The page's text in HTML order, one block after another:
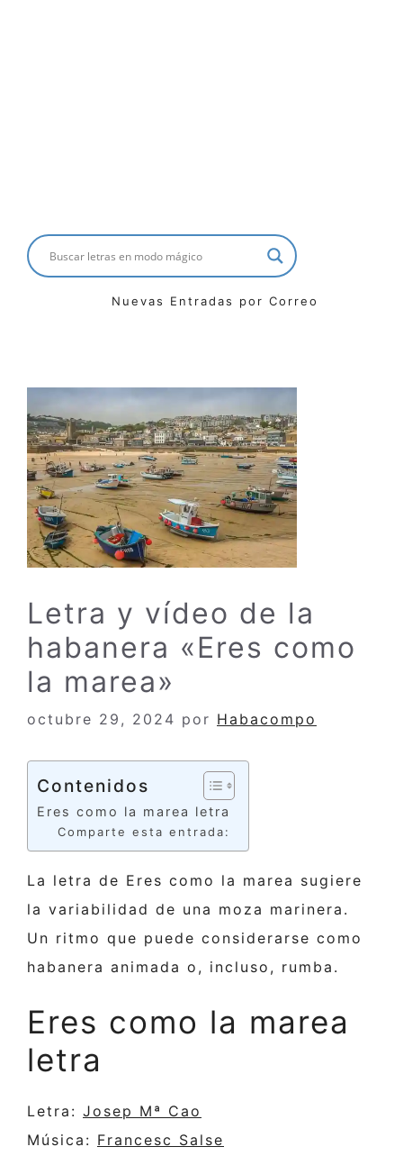
Nuevas Entradas por Correo
Letra y vídeo de la
habanera «Eres como
la marea»
octubre 29, 2024 por Habacompo
Contenidos
Eres como la marea letra
Comparte esta entrada:
La letra de Eres como la marea sugiere
la variabilidad de una moza marinera.
Un ritmo que puede considerarse como
habanera animada o, incluso, rumba.
Eres como la marea
letra
Letra: Josep Mª Cao
Música: Francesc Salse